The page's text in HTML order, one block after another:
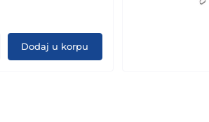
Dodaj u korpu